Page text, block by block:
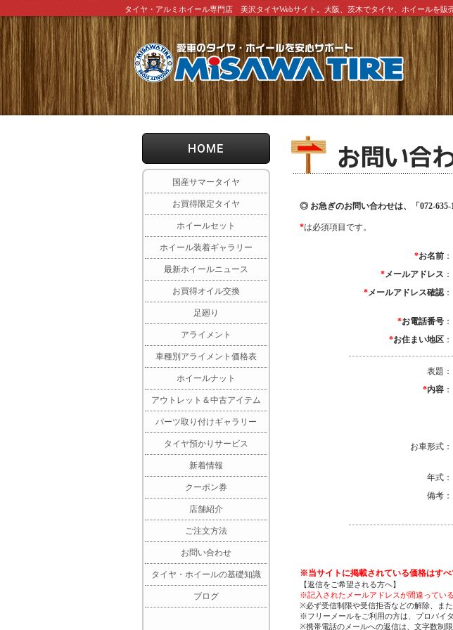
タイヤ・アルミホイール専門店 美沢タイヤWebサイト。大阪、茨木でタイヤ、ホイールを
国産サマータイヤ
お買得限定タイヤ
ホイールセット
ホイール装着ギャラリー
最新ホイールニュース
お買得オイル交換
足廻り
アライメント
車種別アライメント価格表
ホイールナット
アウトレット＆中古アイテム
パーツ取り付けギャラリー
タイヤ預かりサービス
新着情報
クーポン券
店舗紹介
ご注文方法
お問い合わせ
タイヤ・ホイールの基礎知識
ブログ
◎ お急ぎのお問い合わせは、「072-635-
*は必須項目です。
*お名前 ：
*メールアドレス ：
*メールアドレス確認：
*お電話番号 ：
*お住まい地区 ：
表題：
*内容 ：
お車形式：
年式：
備考：
※当サイトに掲載されている価格はすべ
【返信をご希望される方へ】
※記入されたメールアドレスが間違ってい
※必ず受信制限や受信拒否などの解除、また
※フリーメールをご利用の方は、プロバイ
※携帯電話のメールへの返信は、文字数制